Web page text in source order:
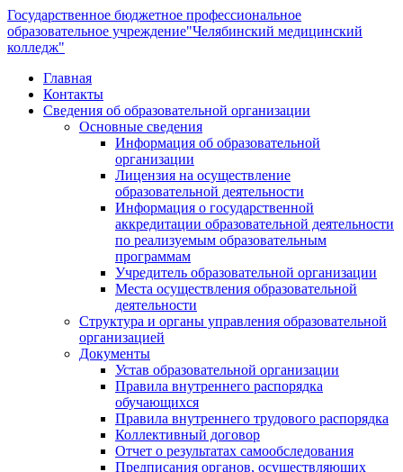
Государственное бюджетное профессиональное
образовательное учреждение"Челябинский медицинский
колледж"
Главная
Контакты
Сведения об образовательной организации
Основные сведения
Информация об образовательной
организации
Лицензия на осуществление
образовательной деятельности
Информация о государственной
аккредитации образовательной деятельности
по реализуемым образовательным
программам
Учредитель образовательной организации
Места осуществления образовательной
деятельности
Структура и органы управления образовательной
организацией
Документы
Устав образовательной организации
Правила внутреннего распорядка
обучающихся
Правила внутреннего трудового распорядка
Коллективный договор
Отчет о результатах самообследования
Предписания органов, осуществляющих